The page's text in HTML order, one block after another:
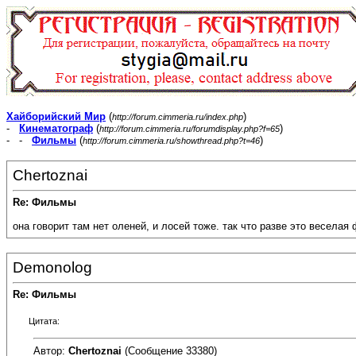
Хайборийский Мир (http://forum.cimmeria.ru/index.php)
-
Кинематограф (http://forum.cimmeria.ru/forumdisplay.php?f=65)
- - Фильмы (http://forum.cimmeria.ru/showthread.php?t=46)
Chertoznai
Re: Фильмы
она говорит там нет оленей, и лосей тоже. так что разве это веселая
Demonolog
Re: Фильмы
Цитата:
Автор: Chertoznai (Сообщение 33380)